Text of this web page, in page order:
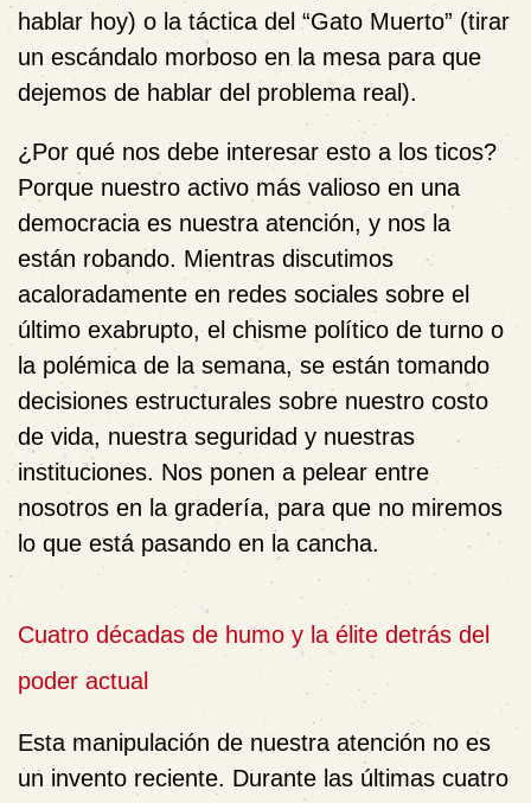
hablar hoy) o la táctica del “Gato Muerto” (tirar
un escándalo morboso en la mesa para que
dejemos de hablar del problema real).
¿Por qué nos debe interesar esto a los ticos?
Porque nuestro activo más valioso en una
democracia es nuestra atención, y nos la
están robando. Mientras discutimos
acaloradamente en redes sociales sobre el
último exabrupto, el chisme político de turno o
la polémica de la semana, se están tomando
decisiones estructurales sobre nuestro costo
de vida, nuestra seguridad y nuestras
instituciones. Nos ponen a pelear entre
nosotros en la gradería, para que no miremos
lo que está pasando en la cancha.
Cuatro décadas de humo y la élite detrás del
poder actual
Esta manipulación de nuestra atención no es
un invento reciente. Durante las últimas cuatro